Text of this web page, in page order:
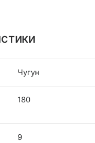
Чугун
180
9